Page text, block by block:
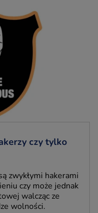
czy tylko
zwykłymi hakerami
czy może jednak
walcząc ze
wolności.